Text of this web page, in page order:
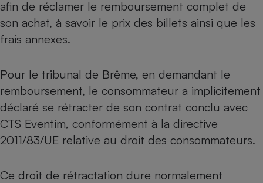
afin de réclamer le remboursement complet de
son achat, à savoir le prix des billets ainsi que les
frais annexes.
Pour le tribunal de Brême, en demandant le
remboursement, le consommateur a implicitement
déclaré se rétracter de son contrat conclu avec
CTS Eventim, conformément à la directive
2011/83/UE relative au droit des consommateurs.
Ce droit de rétractation dure normalement
Cafetière à expressos
Antivirus